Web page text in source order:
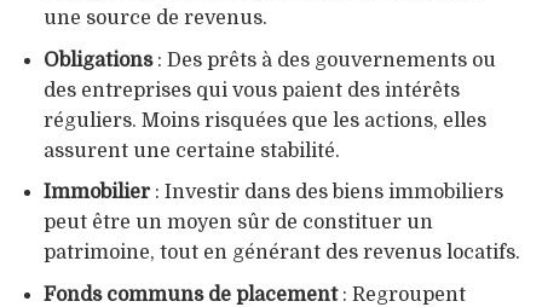
une source de revenus.
Obligations: Des prêts à des gouvernements ou
des entreprises qui vous paient des intérêts
réguliers. Moins risquées que les actions, elles
assurent une certaine stabilité.
Immobilier: Investir dans des biens immobiliers
peut être un moyen sûr de constituer un
patrimoine, tout en générant des revenus locatifs.
Fonds communs de placement: Regroupent